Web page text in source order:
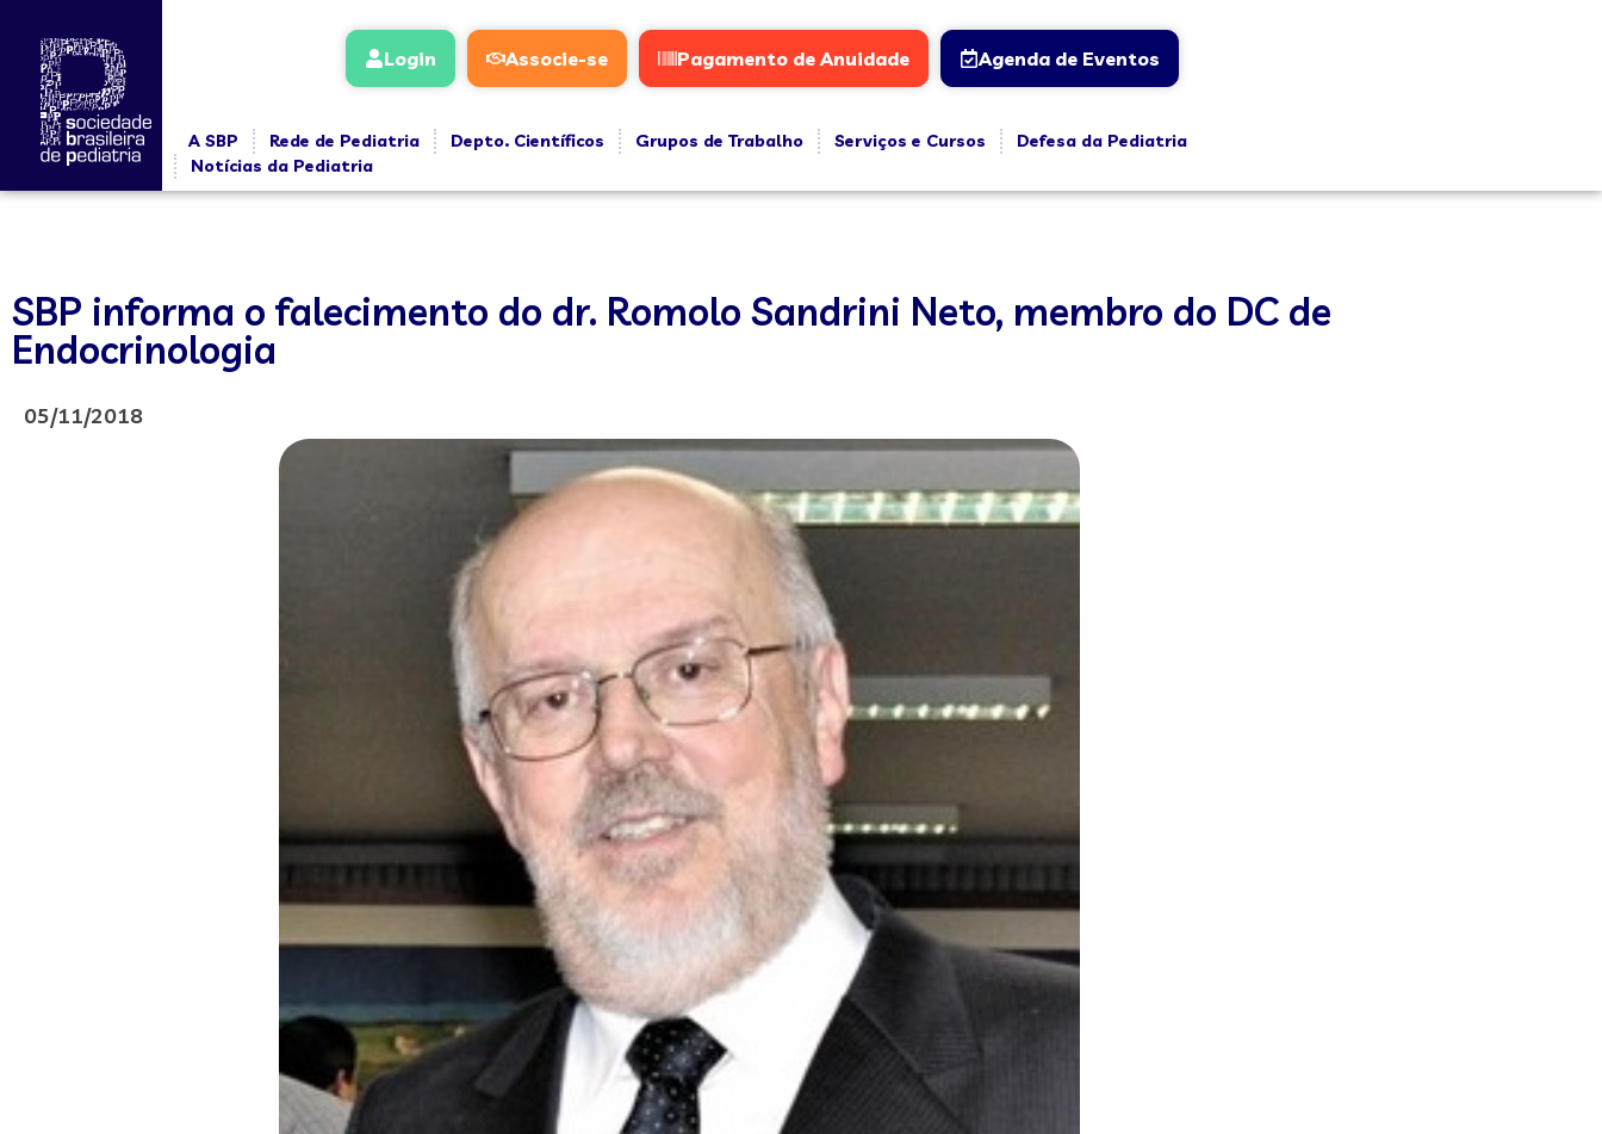
Login Associe-se Pagamento de Anuidade Agenda de Eventos
A SBP Rede de Pediatria Depto. Científicos Grupos de Trabalho Serviços e Cursos
Defesa da Pediatria
Notícias da Pediatria
SBP informa o falecimento do dr. Romolo Sandrini Neto, membro do DC de
Endocrinologia
05/11/2018